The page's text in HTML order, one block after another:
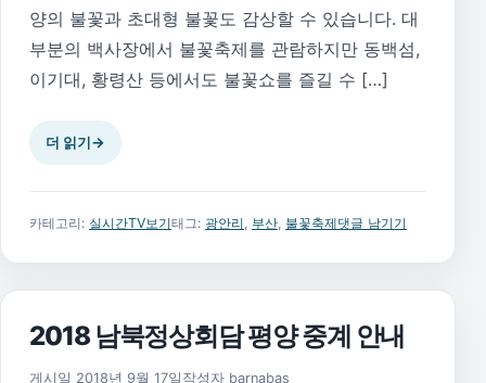
양의 불꽃과 초대형 불꽃도 감상할 수 있습니다. 대
부분의 백사장에서 불꽃축제를 관람하지만 동백섬,
이기대, 황령산 등에서도 불꽃쇼를 즐길 수 […]
더 읽기→
카테고리: 실시간TV보기태그: 광안리, 부산, 불꽃축제댓글 남기기
2018 남북정상회담 평양 중계 안내
게시일 2018년 9월 17일 2018년 9월 18일
작성자 barnabas